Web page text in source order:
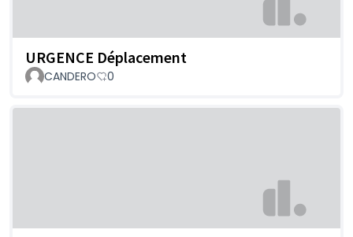
URGENCE Déplacement
CANDERO 0